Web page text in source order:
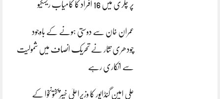
پر چکری میں 16 افراد کا کامیاب ریسکیو
عمران خان سے دوستی ہونے کے باوجود
چودھری نثار نے تحریک انصاف میں شمولیت
سے انکاری رہے
علی امین گنڈاپور کا وزیراعلیٰ خیبرپختونخوا کے